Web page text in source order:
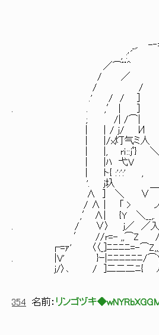
__/二ﾆﾆ
( jﾆﾆﾆﾆ
_,. -‐=冖宀‐-=
, :'´ ｀: .
／⌒¨＾ ＼
/ ／ ＼ ＼
/ / ＼ }
.' / / ] | ヽ
. . ,′ | ] | | ` ,
; /| /⌒| ﾄ, |
| ｜/ j/ И |∧ |＼
| |/x灯气ミ人 | ∧/
| |, rｉ::jﾟ} ＼|
| |ﾊ 弋V -‐==ミ | ! ,′
| ト{ :':':' ,
'. ｊ圦 ＿ |r=ミ/ /7=‐┐
∧ ] ＼ ∨ | <⌒＼
/ ∧ | 「 > ノ イ〈
,′ ∧| {Y ＼__,. -=ﾆ
. / ∨〉 j／ ／入
′ //r=- ,,⌒Z /
┌=ｧ' 〈〈_]ﾆﾆﾆﾆ=-
. |V' }ｰ|ﾆﾆﾆﾆﾆﾆ/⌒Yﾆﾆﾆ
j/〉､ / ]二二二ﾆ{ ﾉﾆﾆ
354 名前： リンゴヅキ